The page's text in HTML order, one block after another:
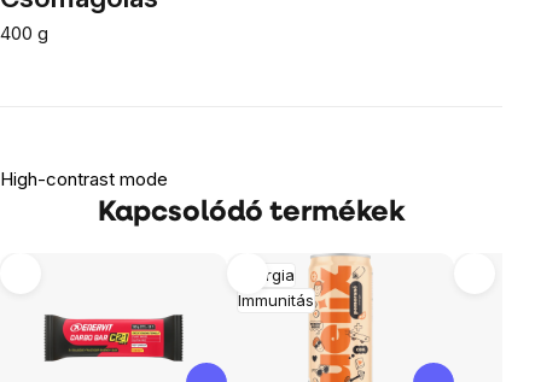
400 g
High-contrast mode
Kapcsolódó termékek
Energia
Immunitás